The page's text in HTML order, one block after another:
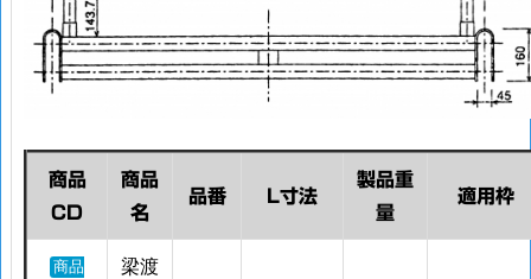
商品
CD
商品
名
品番 L寸法
製品重
量
適用枠
商品
梁渡